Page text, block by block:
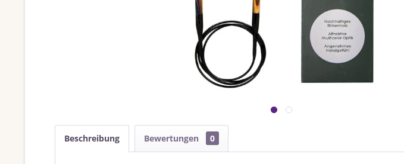
Beschreibung Bewertungen 0